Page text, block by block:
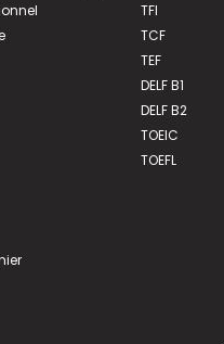
TFI
TCF
TEF
DELF B1
DELF B2
TOEIC
TOEFL